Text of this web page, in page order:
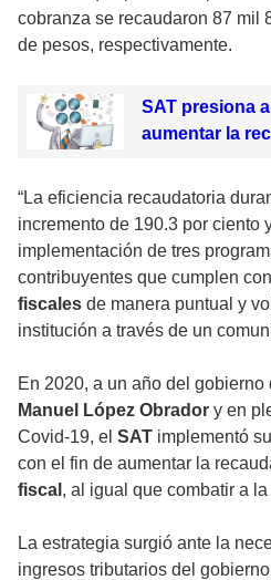
cobranza se recaudaron 87 mil
de pesos, respectivamente.
SAT presiona
aumentar la
“La eficiencia recaudatoria
incremento de 190.3 por ciento
implementación de tres
contribuyentes que cumplen
fiscales de manera puntual y
institución a través de un
En 2020, a un año del gobierno
Manuel López Obrador y en
Covid-19, el SAT implementó
con el fin de aumentar la
fiscal , al igual que combatir a
La estrategia surgió ante la
ingresos tributarios del